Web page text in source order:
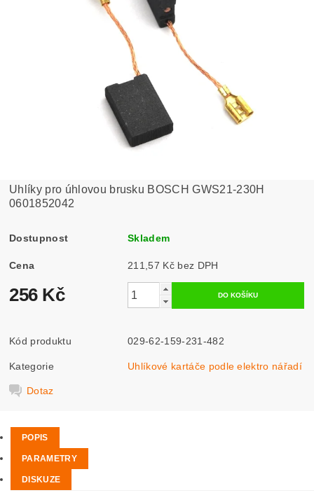
Uhlíky pro úhlovou brusku BOSCH GWS21-230H
0601852042
Dostupnost Skladem
Cena 211,57 Kč bez DPH
256 Kč
Kód produktu 029-62-159-231-482
Kategorie Uhlíkové kartáče podle elektro nářadí
Dotaz
POPIS
PARAMETRY
DISKUZE